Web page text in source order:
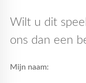
Wilt u dit
ons dan een
Mijn naam: